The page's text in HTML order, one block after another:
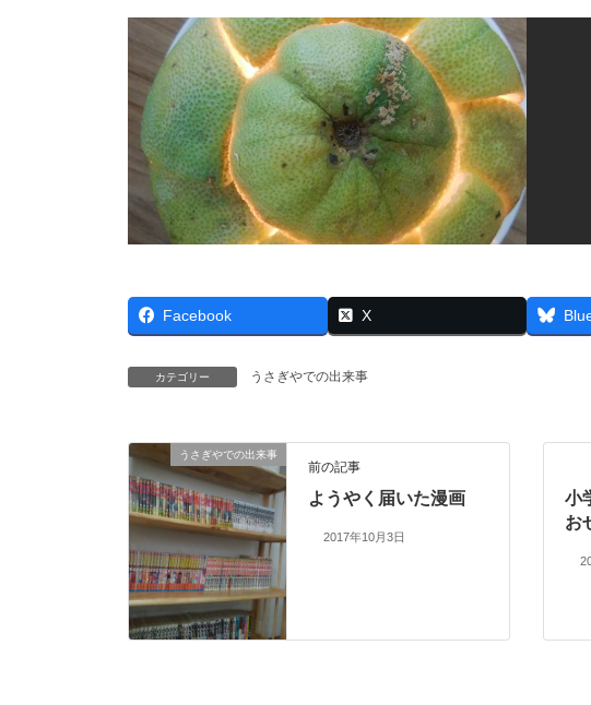
Facebook X
カテゴリー うさぎやでの出来事
うさぎやでの出来事
前の記事
ようやく届いた漫画
2017年10月3日
小
お